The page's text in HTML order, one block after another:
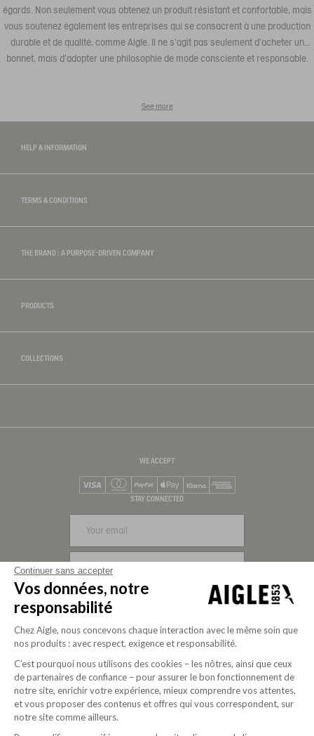
égards. Non seulement vous obtenez un produit résistant et confortable, mais
vous soutenez également les entreprises qui se consacrent à une production
durable et de qualité, comme Aigle. Il ne s'agit pas seulement d'acheter un
bonnet, mais d'adopter une philosophie de mode consciente et responsable.
See more
HELP & INFORMATION
TERMS & CONDITIONS
THE BRAND : A PURPOSE-DRIVEN COMPANY
PRODUCTS
COLLECTIONS
WE ACCEPT
Mastercard
PayPalApple Pay
STAY CONNECTED
Continuer sans accepter
Vos données, notre
responsabilité
Chez Aigle, nous concevons chaque interaction avec le même soin que
nos produits : avec respect, exigence et responsabilité.
C’est pourquoi nous utilisons des cookies – les nôtres, ainsi que ceux
de partenaires de confiance – pour assurer le bon fonctionnement de
notre site, enrichir votre expérience, mieux comprendre vos attentes,
et vous proposer des contenus et offres qui vous correspondent, sur
notre site comme ailleurs.